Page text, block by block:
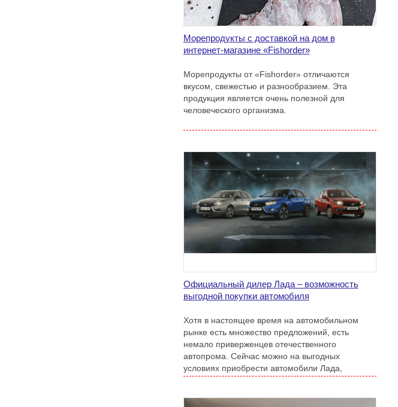
Морепродукты с доставкой на дом в
интернет-магазине «Fishorder»
Морепродукты от «Fishorder» отличаются
вкусом, свежестью и разнообразием. Эта
продукция является очень полезной для
человеческого организма.
Официальный дилер Лада – возможность
выгодной покупки автомобиля
Хотя в настоящее время на автомобильном
рынке есть множество предложений, есть
немало приверженцев отечественного
автопрома. Сейчас можно на выгодных
условиях приобрести автомобили Лада,